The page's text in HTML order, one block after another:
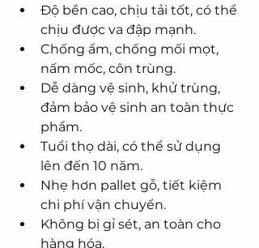
Độ bền cao, chịu tải tốt, có thể
chịu được va đập mạnh.
Chống ẩm, chống mối mọt,
nấm mốc, côn trùng.
Dễ dàng vệ sinh, khử trùng,
đảm bảo vệ sinh an toàn thực
phẩm.
Tuổi thọ dài, có thể sử dụng
lên đến 10 năm.
Nhẹ hơn pallet gỗ, tiết kiệm
chi phí vận chuyển.
Không bị gỉ sét, an toàn cho
hàng hóa.